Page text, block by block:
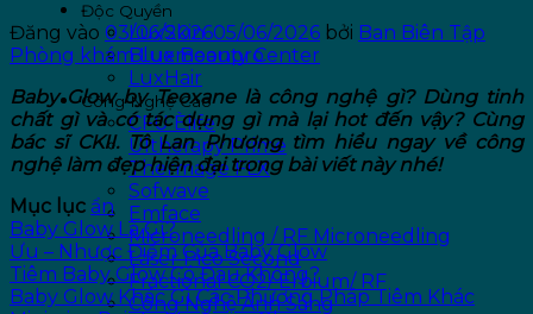
Độc Quyền
LuxSkin
Bluemoonpro
LuxHair
Công Nghệ Cao
CFU Èlife
Ultherapy Prime
Thermage FLX
Sofwave
Emface
Microneedling / RF Microneedling
Laser Pico Second
Fractional CO2/ Erbium/ RF
Công Nghệ Ánh Sáng
Đăng vào 03/06/202605/06/2026 bởi Ban Biên Tập
Phòng khám Lux Beauty Center
Baby Glow by Teoxane là công nghệ gì? Dùng tinh
chất gì và có tác dụng gì mà lại hot đến vậy? Cùng
bác sĩ CKII. Tô Lan Phương tìm hiểu ngay về công
nghệ làm đẹp hiện đại trong bài viết này nhé!
Mục lục ẩn
Baby Glow Là Gì?
Ưu – Nhược Điểm Của Baby Glow
Tiêm Baby Glow Có Đau Không?
Baby Glow Khác Gì Các Phương Pháp Tiêm Khác